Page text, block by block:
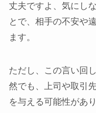
丈夫ですよ、気にし
とで、相手の不安や
ます。
ただし、この言い回
然でも、上司や取引
を与える可能性があり